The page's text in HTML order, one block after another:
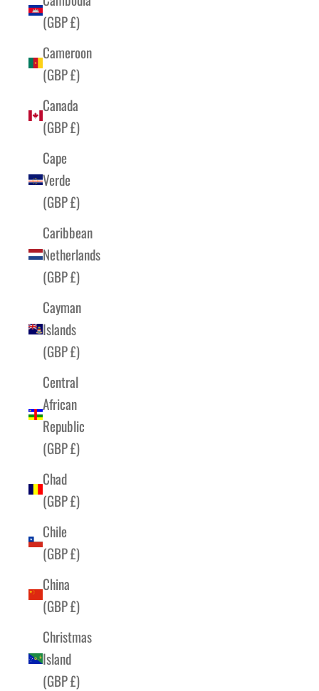
(GBP £)
Cameroon
(GBP £)
Canada
(GBP £)
Cape
Verde
(GBP £)
Caribbean
Netherlands
(GBP £)
Cayman
Islands
(GBP £)
Central
African
Republic
(GBP £)
Chad
(GBP £)
Chile
(GBP £)
China
(GBP £)
Christmas
Island
(GBP £)